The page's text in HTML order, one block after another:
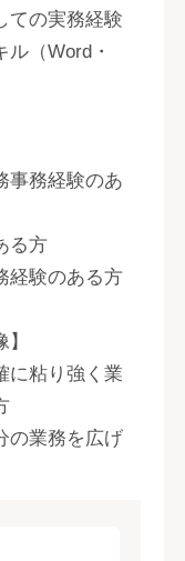
ての実務経験
ル（Word・
事務経験のあ
のある方
経験のある方
に粘り強く業
の業務を広げ